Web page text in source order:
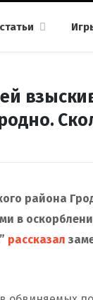
района
в
рассказал